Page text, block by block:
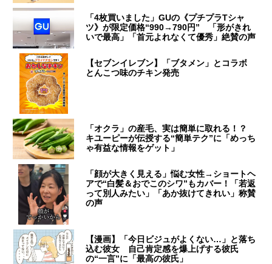
「4枚買いました」GUの《プチプラTシャ
ツ》が限定価格“990→790円” 「形がきれ
いで最高」「首元よれなくて優秀」絶賛の声
【セブンイレブン】「ブタメン」とコラボ
とんこつ味のチキン発売
「オクラ」の産毛、実は簡単に取れる！？
キユーピーが伝授する“簡単テク”に「めっち
ゃ有益な情報をゲット」
「顔が大きく見える」悩む女性→ショートヘ
アで“白髪＆おでこのシワ”もカバー！「若返
って別人みたい」「あか抜けてきれい」称賛
の声
【漫画】「今日ビジュがよくない…」と落ち
込む彼女 自己肯定感を爆上げする彼氏
の“一言”に「最高の彼氏」